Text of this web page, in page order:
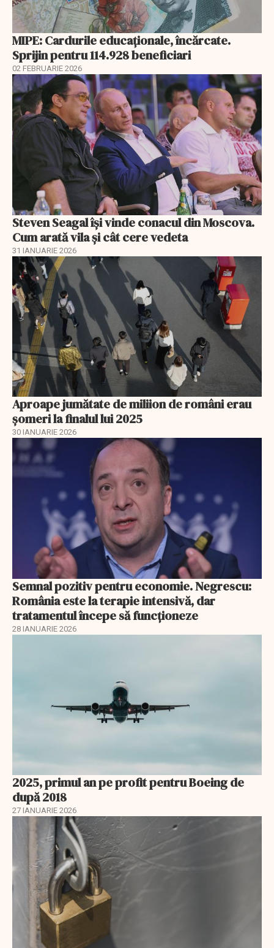
MIPE: Cardurile educaţionale, încărcate.
Sprijin pentru 114.928 beneficiari
02 FEBRUARIE 2026
Steven Seagal își vinde conacul din Moscova.
Cum arată vila și cât cere vedeta
31 IANUARIE 2026
Aproape jumătate de miliion de români erau
șomeri la finalul lui 2025
30 IANUARIE 2026
Semnal pozitiv pentru economie. Negrescu:
România este la terapie intensivă, dar
tratamentul începe să funcționeze
28 IANUARIE 2026
2025, primul an pe profit pentru Boeing de
după 2018
27 IANUARIE 2026